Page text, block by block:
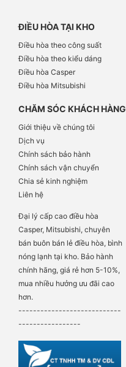
ĐIỀU HÒA TẠI KHO
Điều hòa theo công suất
Điều hòa theo kiểu dáng
Điều hòa Casper
Điều hòa Mitsubishi
CHĂM SÓC KHÁCH HÀNG
Giới thiệu về chúng tôi
Dịch vụ
Chính sách bảo hành
Chính sách vận chuyển
Chia sẻ kinh nghiệm
Liên hệ
Đại lý cấp cao điều hòa
Casper, Mitsubishi, chuyên
bán buôn bán lẻ điều hòa, bình
nóng lạnh tại kho. Bảo hành
chính hãng, giá rẻ hơn 5-10%,
mua nhiều hưởng ưu đãi cao
hơn.
----------------------------
-----------------